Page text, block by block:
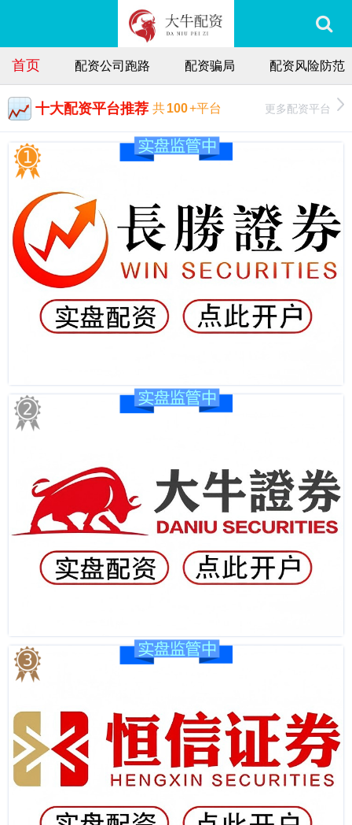
首页 配资公司跑路 配资骗局 配资风险防范
十大配资平台推荐 共100+平台 更多配资平台